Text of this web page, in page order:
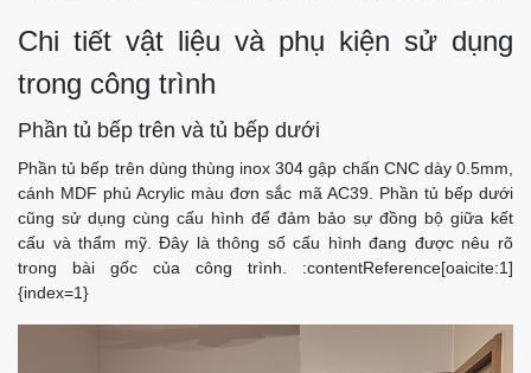
Chi tiết vật liệu và phụ kiện sử dụng
trong công trình
Phần tủ bếp trên và tủ bếp dưới
Phần tủ bếp trên dùng thùng inox 304 gập chấn CNC dày 0.5mm,
cánh MDF phủ Acrylic màu đơn sắc mã AC39. Phần tủ bếp dưới
cũng sử dụng cùng cấu hình để đảm bảo sự đồng bộ giữa kết
cấu và thẩm mỹ. Đây là thông số cấu hình đang được nêu rõ
trong bài gốc của công trình. :contentReference[oaicite:1]
{index=1}